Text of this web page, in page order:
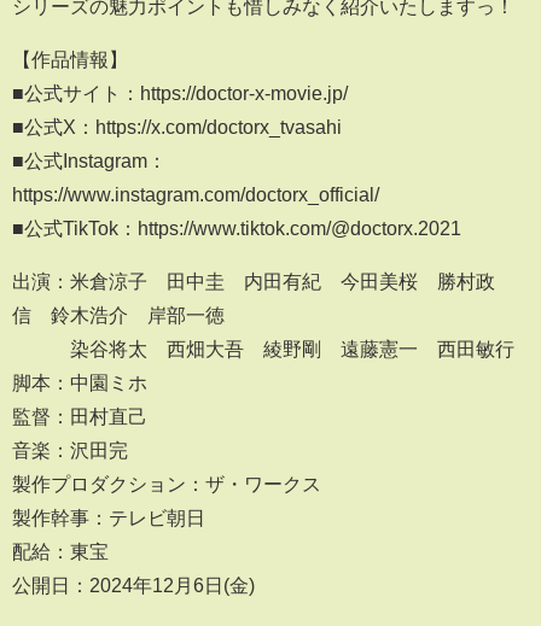
シリーズの魅力ポイントも惜しみなく紹介いたしますっ！
【作品情報】
■公式サイト：https://doctor-x-movie.jp/
■公式X：https://x.com/doctorx_tvasahi
■公式Instagram：
https://www.instagram.com/doctorx_official/
■公式TikTok：https://www.tiktok.com/@doctorx.2021
出演：米倉涼子 田中圭 内田有紀 今田美桜 勝村政
信 鈴木浩介 岸部一徳
染谷将太 西畑大吾 綾野剛 遠藤憲一 西田敏行
脚本：中園ミホ
監督：田村直己
音楽：沢田完
製作プロダクション：ザ・ワークス
製作幹事：テレビ朝日
配給：東宝
公開日：2024年12月6日(金)